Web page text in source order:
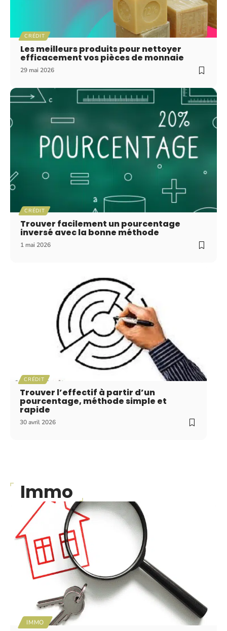
CRÉDIT
Les meilleurs produits pour nettoyer
efficacement vos pièces de monnaie
29 mai 2026
CRÉDIT
Trouver facilement un pourcentage
inversé avec la bonne méthode
1 mai 2026
CRÉDIT
Trouver l’effectif à partir d’un
pourcentage, méthode simple et
rapide
30 avril 2026
Immo
IMMO